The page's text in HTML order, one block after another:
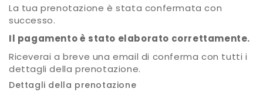
La tua prenotazione è stata confermata con
successo.
Il pagamento è stato elaborato correttamente.
Riceverai a breve una email di conferma con tutti i
dettagli della prenotazione.
Dettagli della prenotazione